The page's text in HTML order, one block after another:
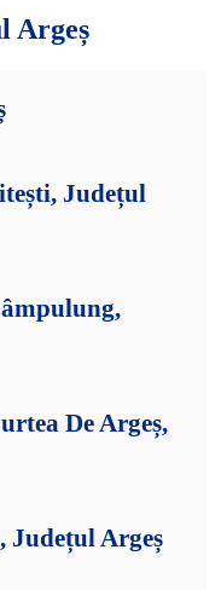
Argeș
Județul
De Argeș,
Județul Argeș